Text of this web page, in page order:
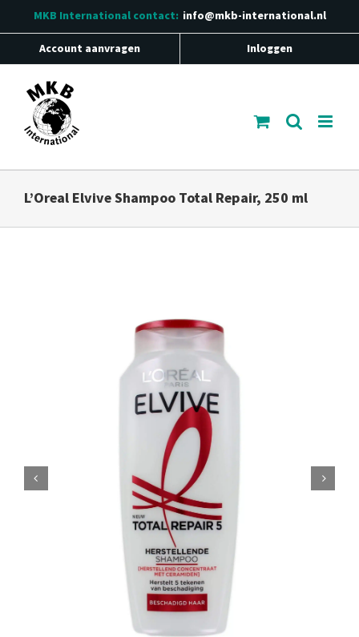
inhoud
MKB Internationalcontact: info@mkb-international.nl
Account aanvragen Inloggen
L’Oreal Elvive Shampoo Total Repair, 250 ml